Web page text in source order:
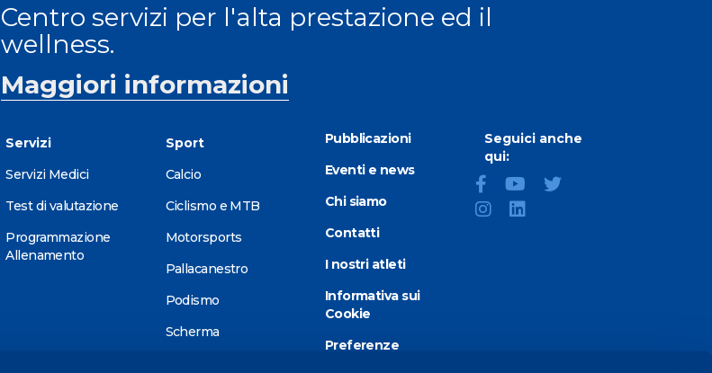
Centro servizi per l'alta prestazione ed il
wellness.
Maggiori informazioni
Servizi
Servizi Medici
Test di valutazione
Programmazione
Allenamento
Sport
Calcio
Ciclismo e MTB
Motorsports
Pallacanestro
Podismo
Scherma
Pubblicazioni
Eventi e news
Chi siamo
Contatti
I nostri atleti
Informativa sui
Cookie
Preferenze
Seguici anche
qui: